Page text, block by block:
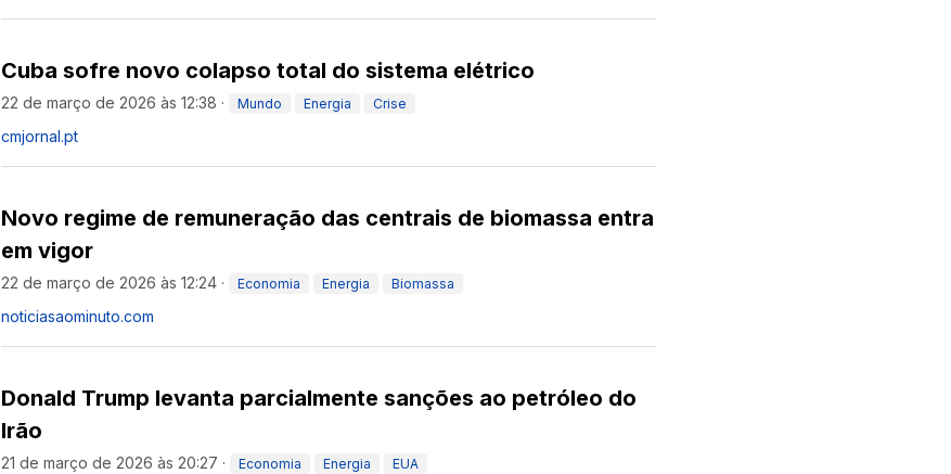
Cuba sofre novo colapso total do sistema elétrico
22 de março de 2026 às 12:38 · Mundo Energia Crise
cmjornal.pt
Novo regime de remuneração das centrais de biomassa entra
em vigor
22 de março de 2026 às 12:24 · Economia Energia Biomassa
noticiasaominuto.com
Donald Trump levanta parcialmente sanções ao petróleo do
Irão
21 de março de 2026 às 20:27 · Economia Energia EUA